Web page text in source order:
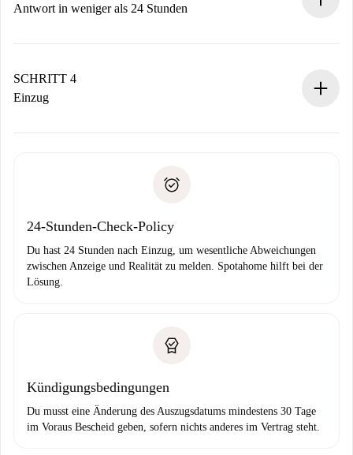
Vermieter zustimmt.
Antwort in weniger als 24 Stunden
stellen den Kontakt her.
Wenn der Vermieter ablehnen muss, entstehen keine
SCHRITT 4
Einzug
24-Stunden-Check-Policy
Du hast 24 Stunden nach Einzug, um wesentliche Abweichungen
zwischen Anzeige und Realität zu melden. Spotahome hilft bei der
Lösung.
Kündigungsbedingungen
Du musst eine Änderung des Auszugsdatums mindestens 30 Tage
im Voraus Bescheid geben, sofern nichts anderes im Vertrag steht.